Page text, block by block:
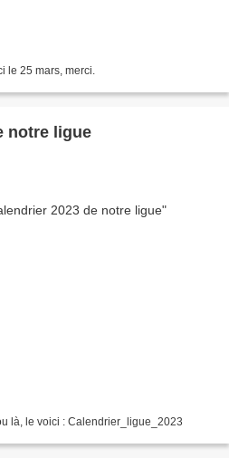
le 25 mars, merci.
notre ligue
là, le voici : Calendrier_ligue_2023